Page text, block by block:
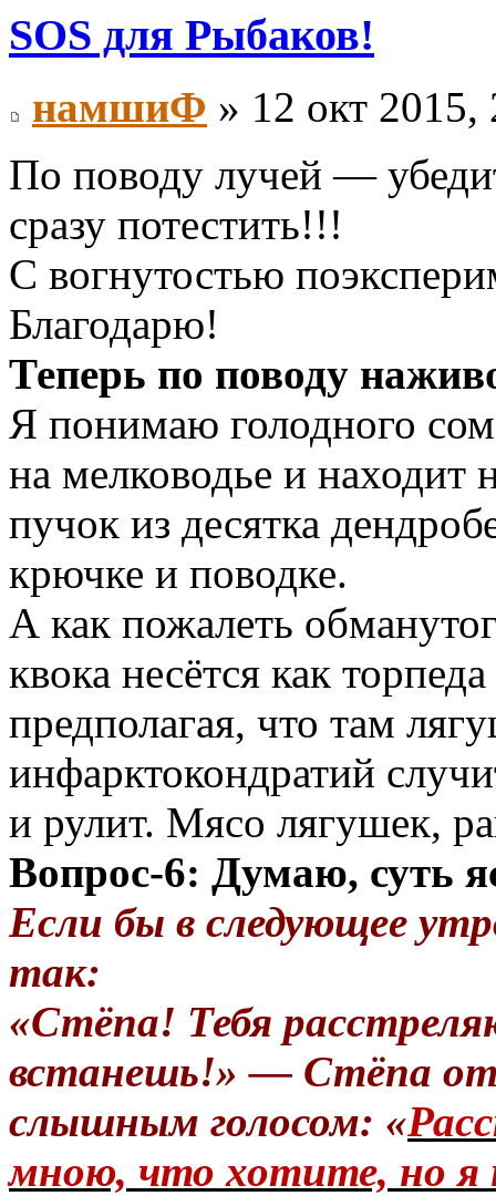
SOS для Рыбаков!
намшиФ » 12 окт 2015,
По поводу лучей —
сразу потестить!!!
С вогнутостью
Благодарю!
Теперь по поводу
Я понимаю голодного
на мелководье и находит
пучок из десятка
крючке и поводке.
А как пожалеть
квока несётся как
предполагая, что там
инфарктокондратий
и рулит. Мясо лягушек,
Вопрос-6: Думаю, суть
Если бы в следующее
так:
«Стёпа! Тебя
встанешь!» — Стёпа
слышным голосом: «
мною, что хотите, но я